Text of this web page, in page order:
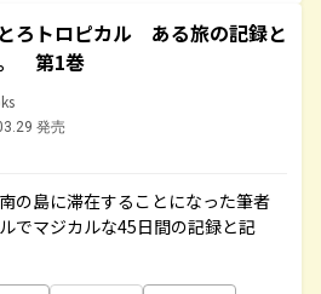
ろトロピカル ある旅の記録と
第1巻
発売
の島に滞在することになった筆者
でマジカルな45日間の記録と記